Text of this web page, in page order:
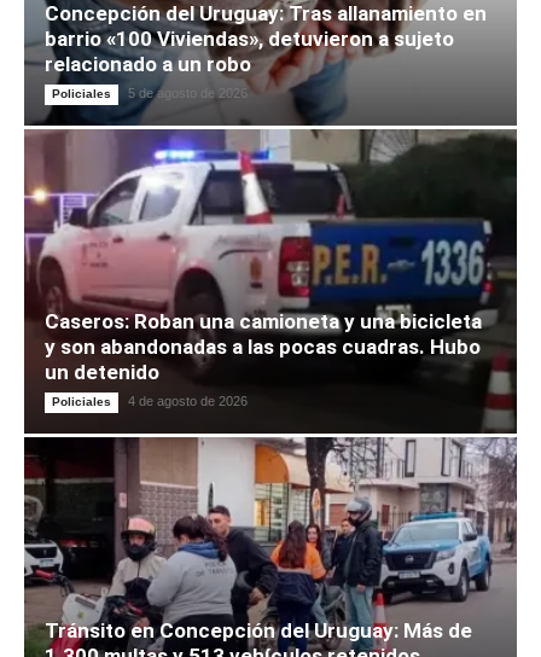
Concepción del Uruguay: Tras allanamiento en
barrio «100 Viviendas», detuvieron a sujeto
relacionado a un robo
Policiales 5 de agosto de 2026
Caseros: Roban una camioneta y una bicicleta
y son abandonadas a las pocas cuadras. Hubo
un detenido
Policiales 4 de agosto de 2026
Tránsito en Concepción del Uruguay: Más de